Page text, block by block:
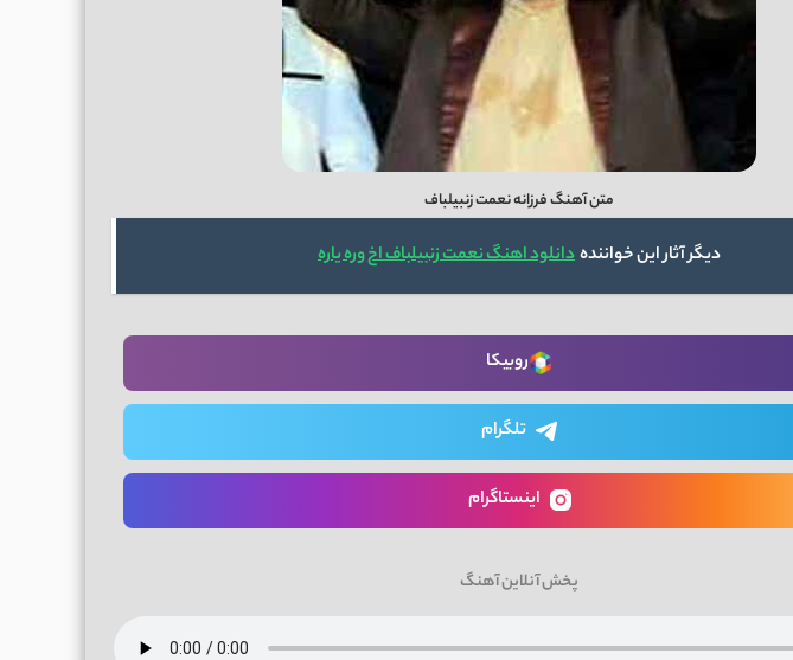
متن آهنگ فرزانه نعمت زنبیلباف
دیگر آثار این خوانندهدانلود اهنگ نعمت زنبیلباف اخ وره یاره
روبیکا
تلگرام
اینستاگرام
پخش آنلاین آهنگ